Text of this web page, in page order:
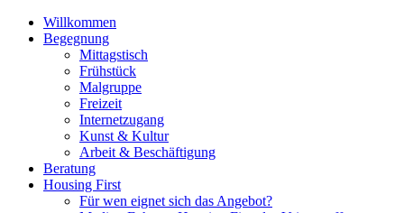
Willkommen
Begegnung
Mittagstisch
Frühstück
Malgruppe
Freizeit
Internetzugang
Kunst & Kultur
Arbeit & Beschäftigung
Beratung
Housing First
Für wen eignet sich das Angebot?